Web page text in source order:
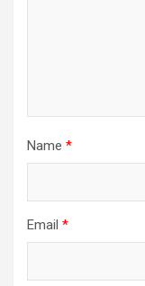
Name *
Email *